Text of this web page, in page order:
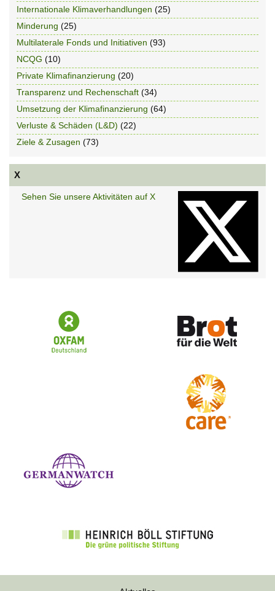
Internationale Klimaverhandlungen (25)
Minderung (25)
Multilaterale Fonds und Initiativen (93)
NCQG (10)
Private Klimafinanzierung (20)
Transparenz und Rechenschaft (34)
Umsetzung der Klimafinanzierung (64)
Verluste & Schäden (L&D) (22)
Ziele & Zusagen (73)
X
Sehen Sie unsere Aktivitäten auf X